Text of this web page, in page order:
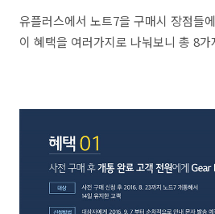
유플러스에서 노트7을 구매시 장점들
이 혜택을 여러가지로 나눠보니 총 8